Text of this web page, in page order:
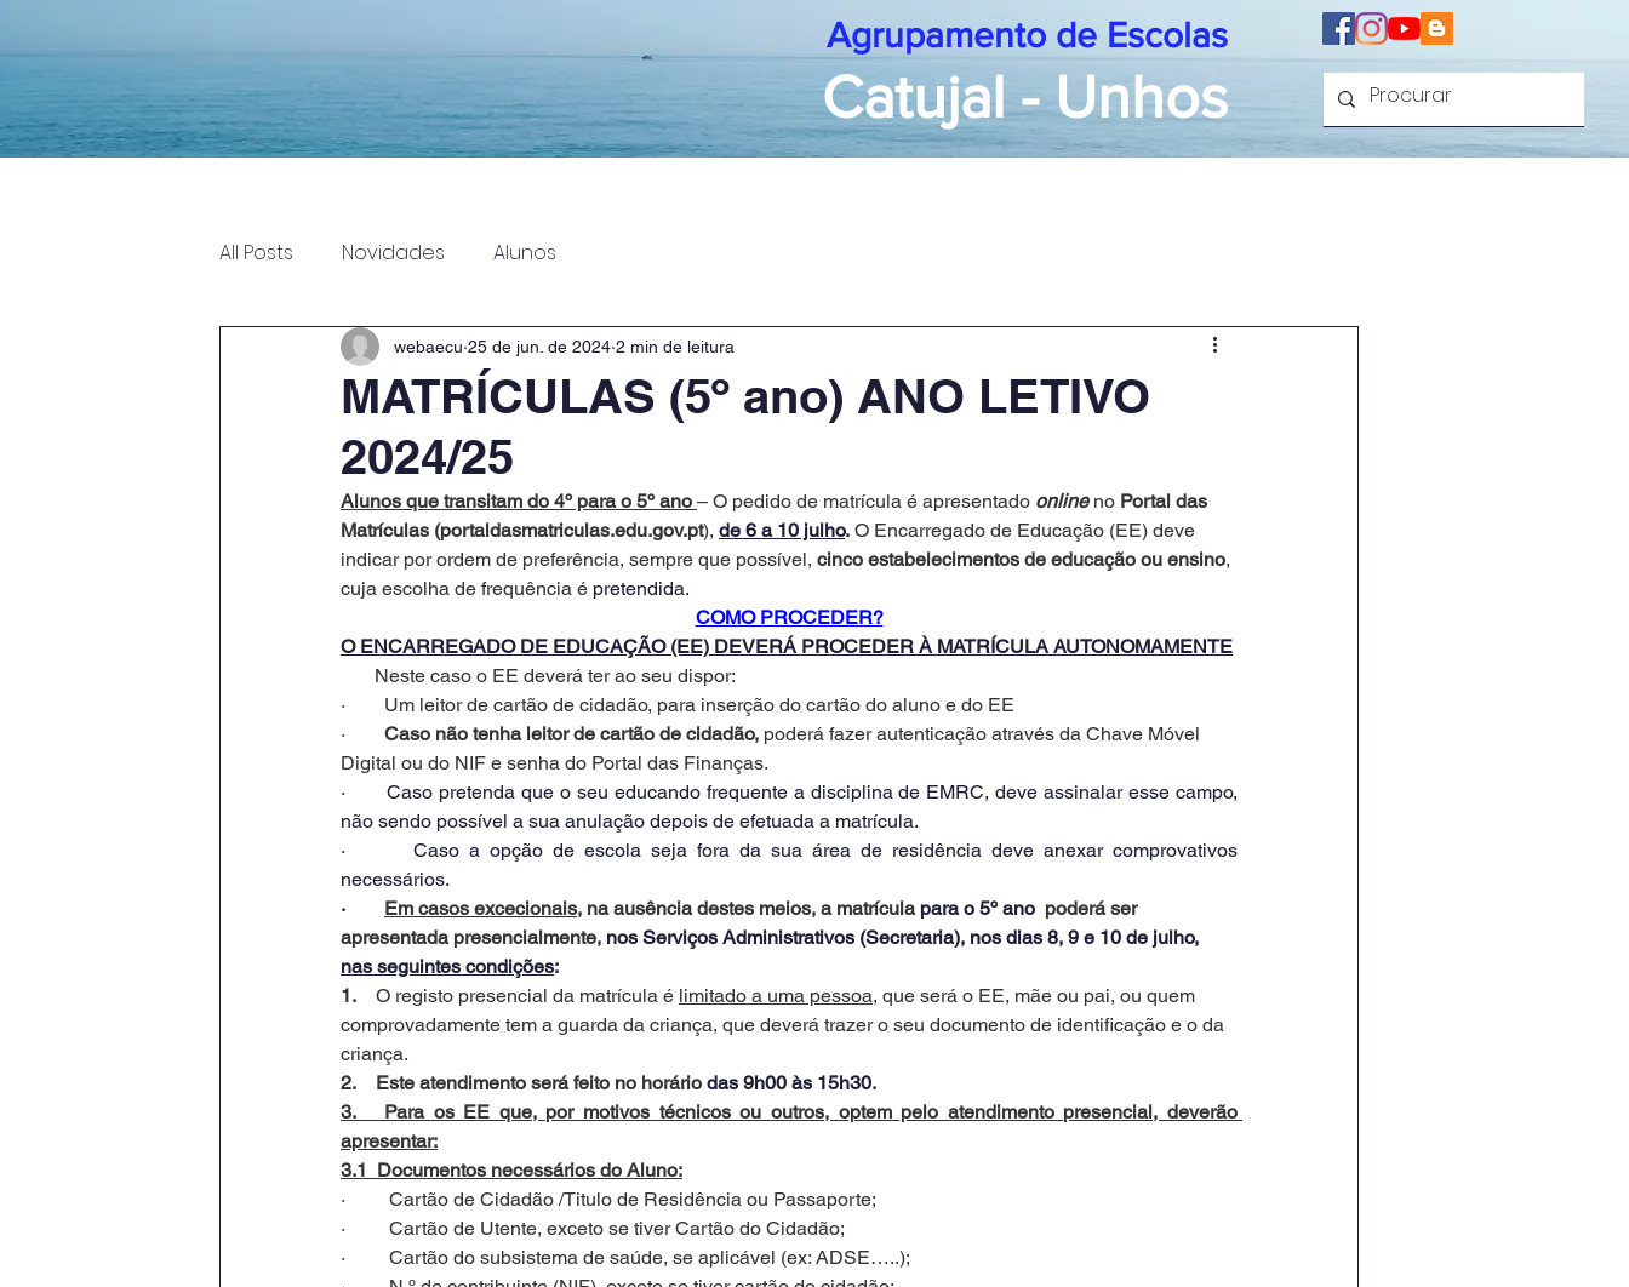
Agrupamento de Escolas
Catujal - Unhos
All Posts Novidades Alunos
MATRÍCULAS (5º ano) ANO LETIVO
2024/25
webaecu 25 de jun. de 2024 2 min de leitura
Alunos que transitam do 4º para o 5º ano – O pedido de matrícula é apresentado online no Portal das
Matrículas (portaldasmatriculas.edu.gov.pt), de 6 a 10 julho. O Encarregado de Educação (EE) deve
indicar por ordem de preferência, sempre que possível, cinco estabelecimentos de educação ou ensino,
cuja escolha de frequência é pretendida.
COMO PROCEDER?
O ENCARREGADO DE EDUCAÇÃO (EE) DEVERÁ PROCEDER À MATRÍCULA AUTONOMAMENTE
Neste caso o EE deverá ter ao seu dispor:
·        Um leitor de cartão de cidadão, para inserção do cartão do aluno e do EE
· Caso não tenha leitor de cartão de cidadão, poderá fazer autenticação através da Chave Móvel
Digital ou do NIF e senha do Portal das Finanças.
·       Caso pretenda que o seu educando frequente a disciplina de EMRC, deve assinalar esse campo,
não sendo possível a sua anulação depois de efetuada a matrícula.
·       Caso a opção de escola seja fora da sua área de residência deve anexar comprovativos
necessários.
· Em casos excecionais, na ausência destes meios, a matrícula para o 5º ano poderá ser
apresentada presencialmente, nos Serviços Administrativos (Secretaria), nos dias 8, 9 e 10 de julho,
nas seguintes condições:
1. O registo presencial da matrícula é limitado a uma pessoa, que será o EE, mãe ou pai, ou quem
comprovadamente tem a guarda da criança, que deverá trazer o seu documento de identificação e o da
criança.
2.    Este atendimento será feito no horário das 9h00 às 15h30.
3.   Para os EE que, por motivos técnicos ou outros, optem pelo atendimento presencial, deverão
apresentar:
3.1  Documentos necessários do Aluno:
·         Cartão de Cidadão /Titulo de Residência ou Passaporte;
·         Cartão de Utente, exceto se tiver Cartão do Cidadão;
·         Cartão do subsistema de saúde, se aplicável (ex: ADSE…..);